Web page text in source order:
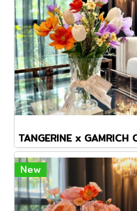
New